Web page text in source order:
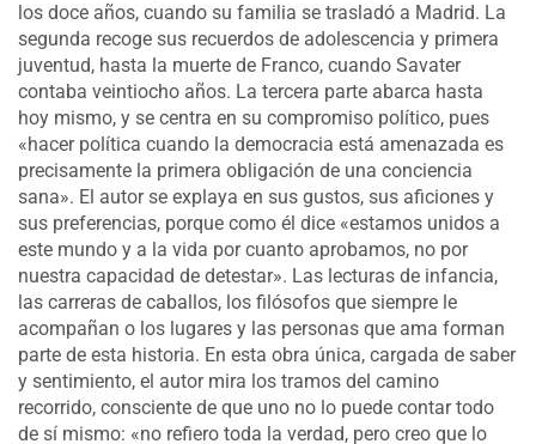
los doce años, cuando su familia se trasladó a Madrid. La
segunda recoge sus recuerdos de adolescencia y primera
juventud, hasta la muerte de Franco, cuando Savater
contaba veintiocho años. La tercera parte abarca hasta
hoy mismo, y se centra en su compromiso político, pues
«hacer política cuando la democracia está amenazada es
precisamente la primera obligación de una conciencia
sana». El autor se explaya en sus gustos, sus aficiones y
sus preferencias, porque como él dice «estamos unidos a
este mundo y a la vida por cuanto aprobamos, no por
nuestra capacidad de detestar». Las lecturas de infancia,
las carreras de caballos, los filósofos que siempre le
acompañan o los lugares y las personas que ama forman
parte de esta historia. En esta obra única, cargada de saber
y sentimiento, el autor mira los tramos del camino
recorrido, consciente de que uno no lo puede contar todo
de sí mismo: «no refiero toda la verdad, pero creo que lo